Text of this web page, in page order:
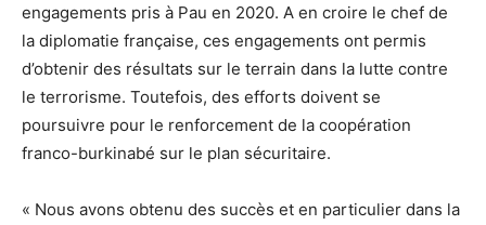
engagements pris à Pau en 2020. A en croire le chef de
la diplomatie française, ces engagements ont permis
d’obtenir des résultats sur le terrain dans la lutte contre
le terrorisme. Toutefois, des efforts doivent se
poursuivre pour le renforcement de la coopération
franco-burkinabé sur le plan sécuritaire.
« Nous avons obtenu des succès et en particulier dans la